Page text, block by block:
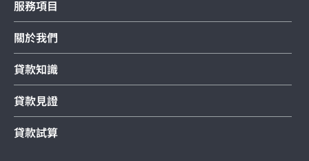
服務項目
關於我們
貸款知識
貸款見證
貸款試算